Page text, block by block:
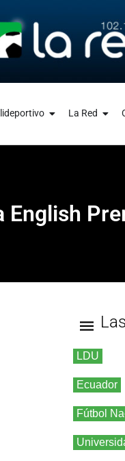
La Red
English
LDU
Ecuador
Fútbol